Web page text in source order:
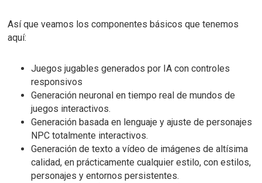
Así que veamos los componentes básicos que tenemos
aquí:
Juegos jugables generados por IA con controles
responsivos
Generación neuronal en tiempo real de mundos de
juegos interactivos.
Generación basada en lenguaje y ajuste de personajes
NPC totalmente interactivos.
Generación de texto a vídeo de imágenes de altísima
calidad, en prácticamente cualquier estilo, con estilos,
personajes y entornos persistentes.